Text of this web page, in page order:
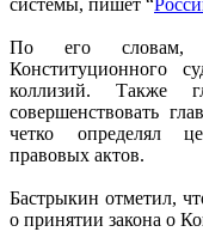
По его словам,
Конституционного
коллизий. Также
совершенствовать
четко определял
правовых актов.
Бастрыкин отметил,
о принятии закона о